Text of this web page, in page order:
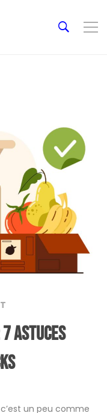
Astuces
un peu comme